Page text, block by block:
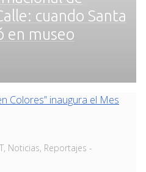
cuando Santa
en museo
, Noticias, Reportajes -